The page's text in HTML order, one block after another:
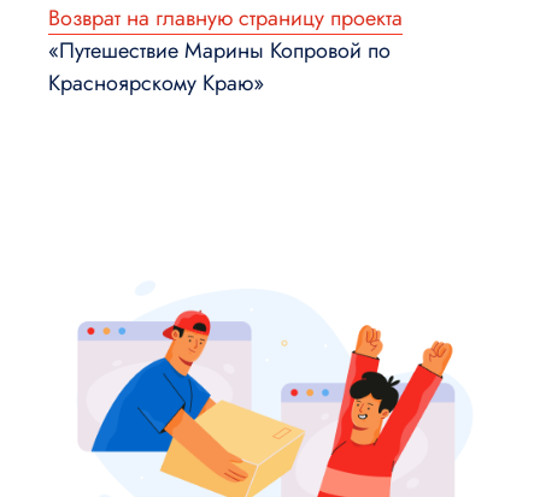
Возврат на главную страницу проекта
«Путешествие Марины Копровой по
Красноярскому Краю»